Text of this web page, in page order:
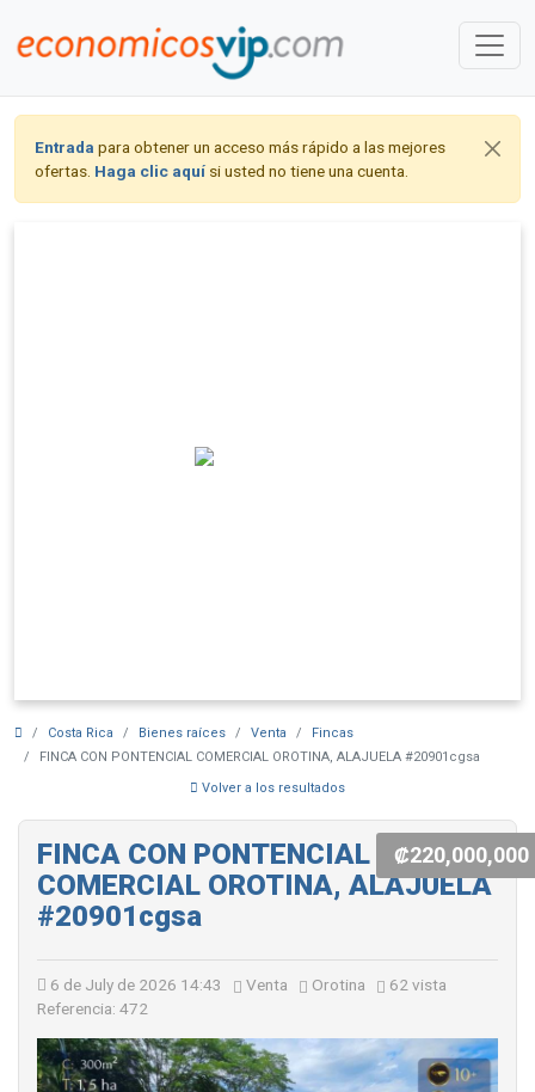
Entrada para obtener un acceso más rápido a las mejores
ofertas. Haga clic aquí si usted no tiene una cuenta.
Costa Rica Bienes raíces Venta
Fincas
FINCA CON PONTENCIAL COMERCIAL OROTINA, ALAJUELA #20901cgsa
Volver a los resultados
FINCA CON PONTENCIAL
COMERCIAL OROTINA, ALAJUELA
#20901cgsa
6 de July de 2026 14:43 Venta Orotina
62 vista
Referencia: 472
₡220,000,000